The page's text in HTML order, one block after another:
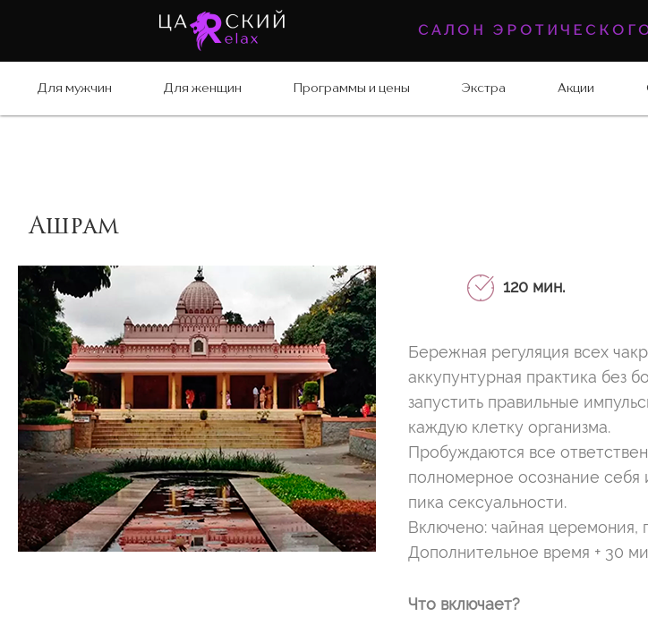
САЛОН
Для мужчин Для женщин Программы и цены Экстра Акции
Ашрам
120 мин.
Бережная регуляция всех
аккупунтурная практика без
запустить правильные
каждую клетку организма.
Пробуждаются все
полномерное осознание себя
пика сексуальности.
Включено: чайная церемония,
Дополнительное время + 30
Что включает?